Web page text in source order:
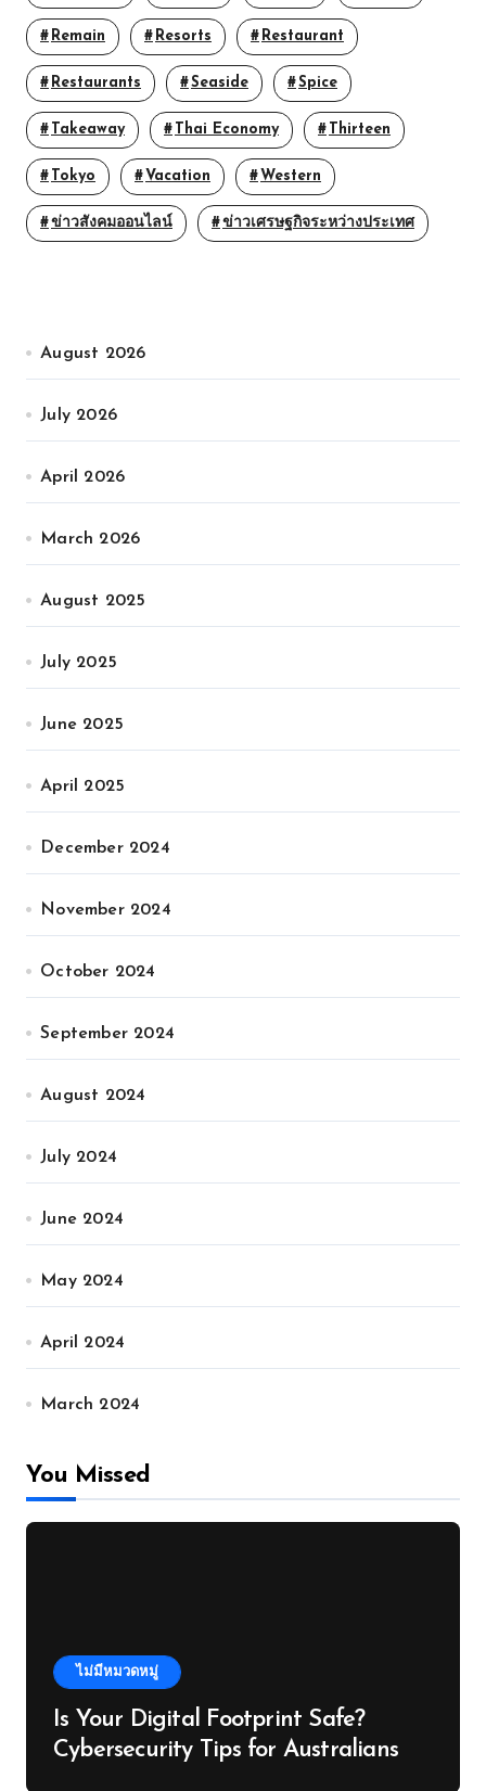
Remain Resorts Restaurant
Restaurants Seaside Spice
Takeaway Thai Economy Thirteen
Tokyo Vacation Western
ข่าวสังคมออนไลน์ ข่าวเศรษฐกิจระหว่างประเทศ
August 2026
July 2026
April 2026
March 2026
August 2025
July 2025
June 2025
April 2025
December 2024
November 2024
October 2024
September 2024
August 2024
July 2024
June 2024
May 2024
April 2024
March 2024
You Missed
ไม่มีหมวดหมู่
Is Your Digital Footprint Safe?
Cybersecurity Tips for Australians